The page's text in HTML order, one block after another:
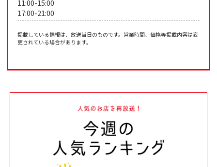
11:00-15:00
17:00-21:00
掲載している情報は、放送当日のものです。営業時間、価格等掲載内容は変
更されている場合があります。